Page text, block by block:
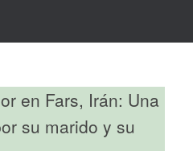
en Fars, Irán: Una
su marido y su